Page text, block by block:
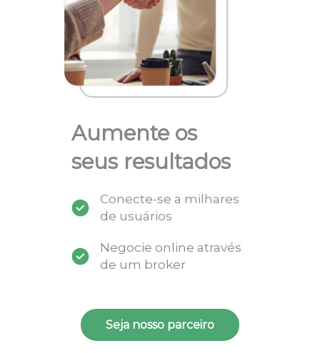
Aumente os
seus resultados
Conecte-se a milhares
de usuários
Negocie online através
de um broker
Seja nosso parceiro